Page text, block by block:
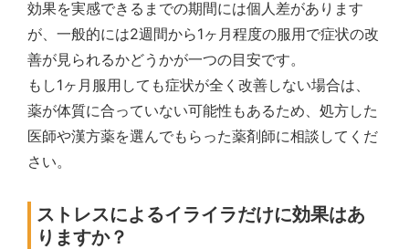
効果を実感できるまでの期間には個人差があります
が、一般的には2週間から1ヶ月程度の服用で症状の改
善が見られるかどうかが一つの目安です。
もし1ヶ月服用しても症状が全く改善しない場合は、
薬が体質に合っていない可能性もあるため、処方した
医師や漢方薬を選んでもらった薬剤師に相談してくだ
さい。
ストレスによるイライラだけに効果はあ
りますか？